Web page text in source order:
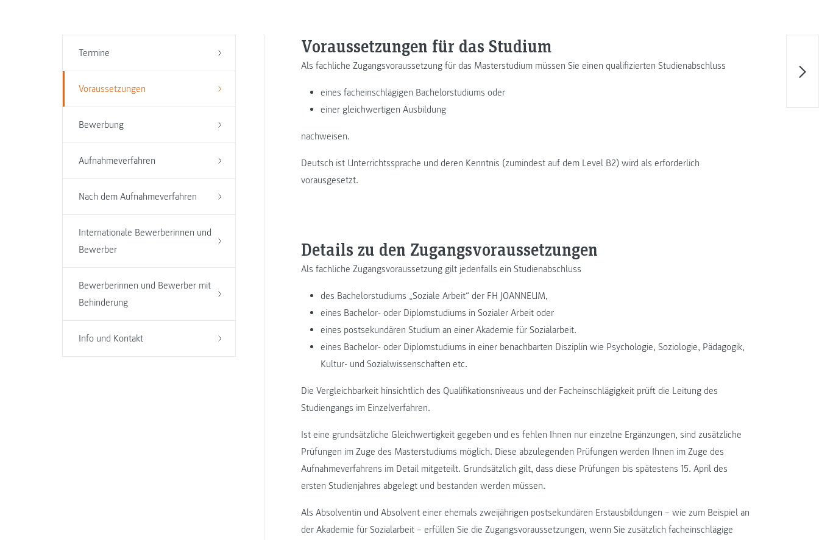
Termine
Voraussetzungen
Bewerbung
Aufnahmeverfahren
Nach dem Aufnahmeverfahren
Internationale Bewerberinnen und
Bewerber
Bewerberinnen und Bewerber mit
Behinderung
Info und Kontakt
Voraussetzungen für das Studium
Als fachliche Zugangsvoraussetzung für das Masterstudium müssen Sie einen qualifizierten Studienabschluss
eines facheinschlägigen Bachelorstudiums oder
einer gleichwertigen Ausbildung
nachweisen.
Deutsch ist Unterrichtssprache und deren Kenntnis (zumindest auf dem Level B2) wird als erforderlich
vorausgesetzt.
Details zu den Zugangsvoraussetzungen
Als fachliche Zugangsvoraussetzung gilt jedenfalls ein Studienabschluss
des Bachelorstudiums „Soziale Arbeit“ der FH JOANNEUM,
eines Bachelor- oder Diplomstudiums in Sozialer Arbeit oder
eines postsekundären Studium an einer Akademie für Sozialarbeit.
eines Bachelor- oder Diplomstudiums in einer benachbarten Disziplin wie Psychologie, Soziologie, Pädagogik,
Kultur- und Sozialwissenschaften etc.
Die Vergleichbarkeit hinsichtlich des Qualifikationsniveaus und der Facheinschlägigkeit prüft die Leitung des
Studiengangs im Einzelverfahren.
Ist eine grundsätzliche Gleichwertigkeit gegeben und es fehlen Ihnen nur einzelne Ergänzungen, sind zusätzliche
Prüfungen im Zuge des Masterstudiums möglich. Diese abzulegenden Prüfungen werden Ihnen im Zuge des
Aufnahmeverfahrens im Detail mitgeteilt. Grundsätzlich gilt, dass diese Prüfungen bis spätestens 15. April des
ersten Studienjahres abgelegt und bestanden werden müssen.
Als Absolventin und Absolvent einer ehemals zweijährigen postsekundären Erstausbildungen – wie zum Beispiel an
der Akademie für Sozialarbeit – erfüllen Sie die Zugangsvoraussetzungen, wenn Sie zusätzlich facheinschlägige